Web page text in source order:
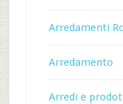
Arredamenti
Arredamento
Arredi e